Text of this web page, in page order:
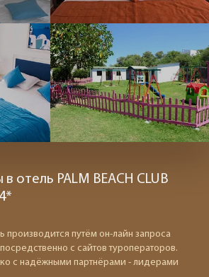
отель PALM BEACH CLUB
производится путём он-лайн запроса
с сайтов туроператоров.
с надёжными партнёрами - лидерами